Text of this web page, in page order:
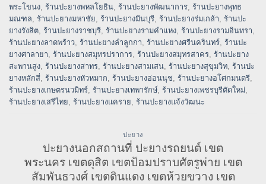
พระโขนง ร้านปะยางพหลโยธิน ร้านปะยางพัฒนาการ ร้านปะยางพุทธ
มณฑล ร้านปะยางมหาชัย ร้านปะยางมีนบุรี ร้านปะยางร่มเกล้า ร้านปะ
ยางรังสิต ร้านปะยางราชบุรี ร้านปะยางรามคำแหง ร้านปะยางรามอินทรา
ร้านปะยางลาดพร้าว ร้านปะยางลำลูกกา ร้านปะยางศรีนครินทร์ ร้านปะ
ยางศาลายา ร้านปะยางสมุทรปราการ ร้านปะยางสมุทรสาคร ร้านปะยาง
สะพานสูง ร้านปะยางสาทร ร้านปะยางสามเสน ร้านปะยางสุขุมวิท ร้านปะ
ยางหลักสี่ ร้านปะยางหัวหมาก ร้านปะยางอ่อนนุช ร้านปะยางอโศกมนตรี
ร้านปะยางเกษตรนวมิทร์ ร้านปะยางเทพารักษ์ ร้านปะยางเพชรบุรีตัดใหม่
ร้านปะยางเสรีไทย ร้านปะยางแคราย ร้านปะยางแจ้งวัฒนะ
ปะยาง
ปะยางนอกสถานที่ ปะยางรถยนต์ เขต
พระนคร เขตดุสิต เขตป้อมปราบศัตรูพ่าย เขต
สัมพันธวงศ์ เขตดินแดง เขตห้วยขวาง เขต